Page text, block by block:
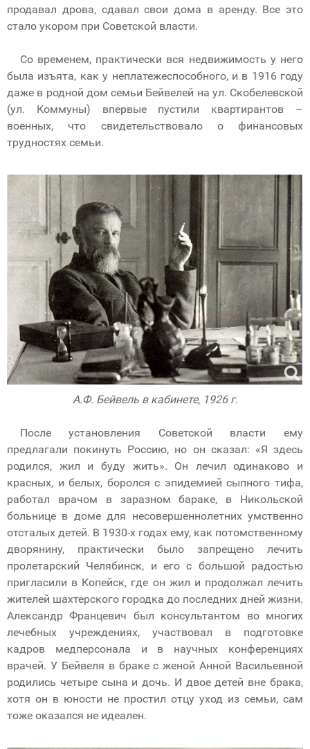
продавал дрова, сдавал свои дома в аренду. Все это
стало укором при Советской власти.
Со временем, практически вся недвижимость у него
была изъята, как у неплатежеспособного, и в 1916 году
даже в родной дом семьи Бейвелей на ул. Скобелевской
(ул. Коммуны) впервые пустили квартирантов –
военных, что свидетельствовало о финансовых
трудностях семьи.
А.Ф. Бейвель в кабинете, 1926 г.
После установления Советской власти ему
предлагали покинуть Россию, но он сказал: «Я здесь
родился, жил и буду жить». Он лечил одинаково и
красных, и белых, боролся с эпидемией сыпного тифа,
работал врачом в заразном бараке, в Никольской
больнице в доме для несовершеннолетних умственно
отсталых детей. В 1930-х годах ему, как потомственному
дворянину, практически было запрещено лечить
пролетарский Челябинск, и его с большой радостью
пригласили в Копейск, где он жил и продолжал лечить
жителей шахтерского городка до последних дней жизни.
Александр Францевич был консультантом во многих
лечебных учреждениях, участвовал в подготовке
кадров медперсонала и в научных конференциях
врачей. У Бейвеля в браке с женой Анной Васильевной
родились четыре сына и дочь. И двое детей вне брака,
хотя он в юности не простил отцу уход из семьи, сам
тоже оказался не идеален.